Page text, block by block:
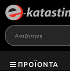
ΠΡΟΪΌΝΤΑ